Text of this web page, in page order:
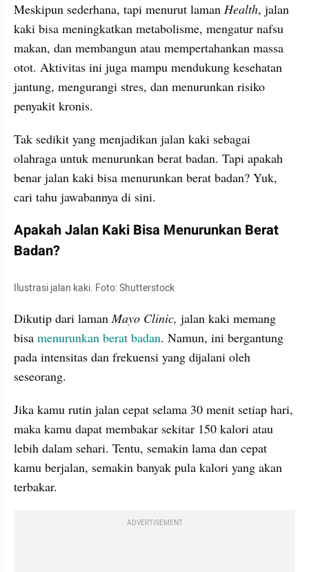
Meskipun sederhana, tapi menurut laman Health, jalan
kaki bisa meningkatkan metabolisme, mengatur nafsu
makan, dan membangun atau mempertahankan massa
otot. Aktivitas ini juga mampu mendukung kesehatan
jantung, mengurangi stres, dan menurunkan risiko
penyakit kronis.
Tak sedikit yang menjadikan jalan kaki sebagai
olahraga untuk menurunkan berat badan. Tapi apakah
benar jalan kaki bisa menurunkan berat badan? Yuk,
cari tahu jawabannya di sini.
Apakah Jalan Kaki Bisa Menurunkan Berat
Badan?
Ilustrasi jalan kaki. Foto: Shutterstock
Dikutip dari laman Mayo Clinic, jalan kaki memang
bisa menurunkan berat badan. Namun, ini bergantung
pada intensitas dan frekuensi yang dijalani oleh
seseorang.
Jika kamu rutin jalan cepat selama 30 menit setiap hari,
maka kamu dapat membakar sekitar 150 kalori atau
lebih dalam sehari. Tentu, semakin lama dan cepat
kamu berjalan, semakin banyak pula kalori yang akan
terbakar.
ADVERTISEMENT